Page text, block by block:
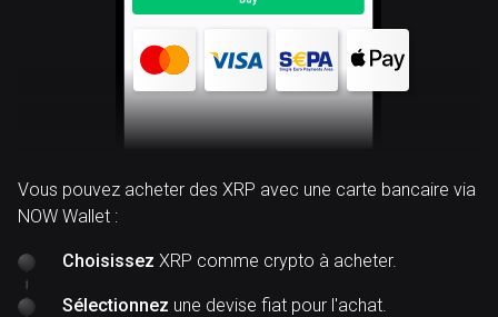
Vous pouvez acheter des XRP avec une carte bancaire via
NOW Wallet :
Choisissez XRP comme crypto à acheter.
Sélectionnez une devise fiat pour l'achat.